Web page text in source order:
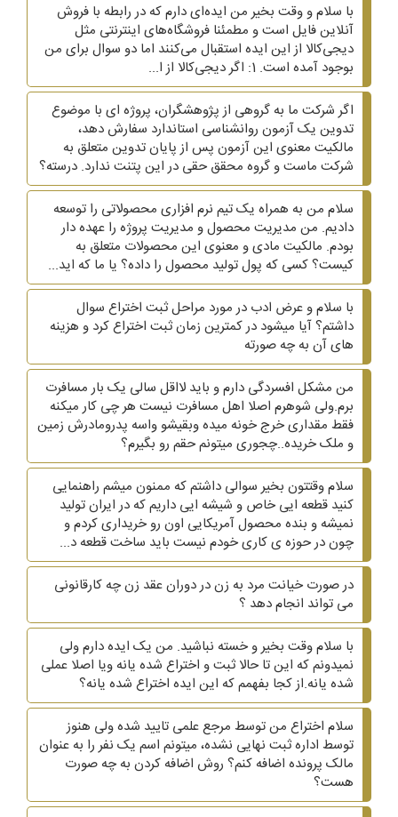
با سلام و وقت بخیر من ایده‌ای دارم که در رابطه با فروش
آنلاین فایل است و مطمئنا فروشگاه‌های اینترنتی مثل
دیجی‌کالا از این ایده استقبال می‌کنند اما دو سوال برای من
بوجود آمده است. 1: اگر دیجی‌کالا از ا...
اگر شرکت ما به گروهی از پژوهشگران، پروژه ای با موضوع
تدوین یک آزمون روانشناسی استاندارد سفارش دهد،
مالکیت معنوی این آزمون پس از پایان تدوین متعلق به
شرکت ماست و گروه محقق حقی در این پتنت ندارد. درسته؟
سلام من به همراه یک تیم نرم افزاری محصولاتی را توسعه
دادیم. من مدیریت محصول و مدیریت پروژه را عهده دار
بودم. مالکیت مادی و معنوی این محصولات متعلق به
کیست؟ کسی که پول تولید محصول را داده؟ یا ما که اید...
با سلام و عرض ادب در مورد مراحل ثبت اختراع سوال
داشتم؟ آیا میشود در کمترین زمان ثبت اختراع کرد و هزینه
های آن به چه صورته
من مشکل افسردگی دارم و باید لااقل سالی یک بار مسافرت
برم.ولی شوهرم اصلا اهل مسافرت نیست هر چی کار میکنه
فقط مقداری خرج خونه میده وبقیشو واسه پدرومادرش زمین
و ملک خریده..چجوری میتونم حقم رو بگیرم؟
سلام وقتتون بخیر سوالی داشتم که ممنون میشم راهنمایی
کنید قطعه ایی خاص و شیشه ایی داریم که در ایران تولید
نمیشه و بنده محصول آمریکایی اون رو خریداری کردم و
چون در حوزه ی کاری خودم نیست باید ساخت قطعه د...
در صورت خیانت مرد به زن در دوران عقد زن چه کارقانونی
می تواند انجام دهد ؟
با سلام وقت بخیر و خسته نباشید. من یک ایده دارم ولی
نمیدونم که این تا حالا ثبت و اختراع شده یانه ویا اصلا عملی
شده یانه.از کجا بفهمم که این ایده اختراع شده یانه؟
سلام اختراع من توسط مرجع علمی تایید شده ولی هنوز
توسط اداره ثبت نهایی نشده، میتونم اسم یک نفر را به عنوان
مالک پرونده اضافه کنم؟ روش اضافه کردن به چه صورت
هست؟